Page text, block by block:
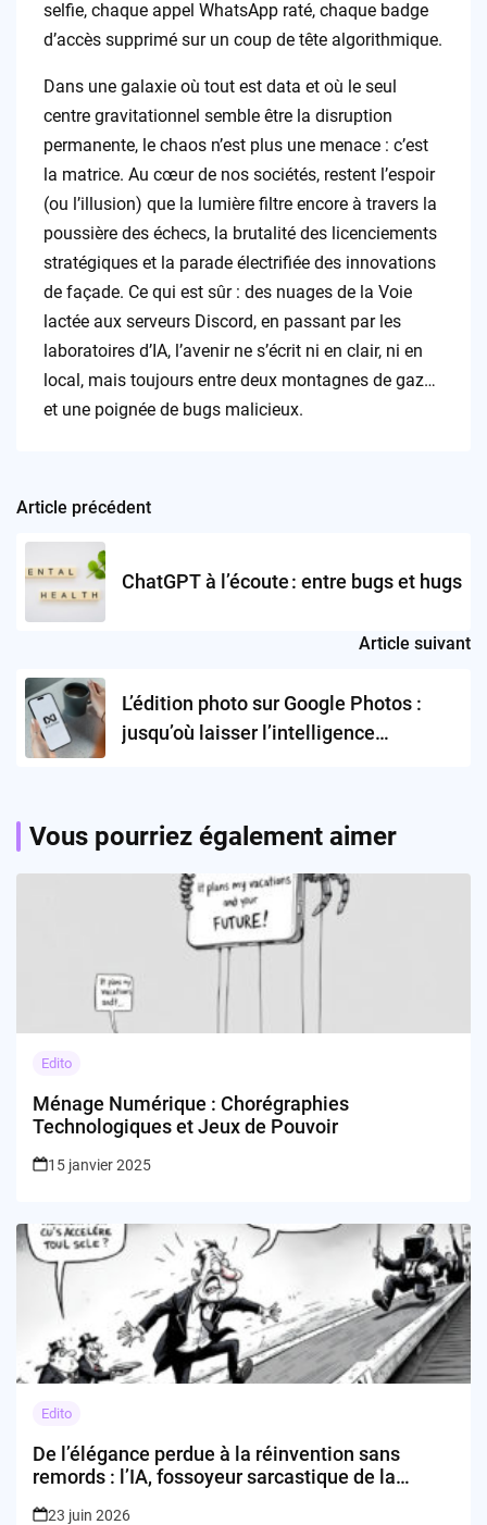
selfie, chaque appel WhatsApp raté, chaque badge
d’accès supprimé sur un coup de tête algorithmique.
Dans une galaxie où tout est data et où le seul
centre gravitationnel semble être la disruption
permanente, le chaos n’est plus une menace : c’est
la matrice. Au cœur de nos sociétés, restent l’espoir
(ou l’illusion) que la lumière filtre encore à travers la
poussière des échecs, la brutalité des licenciements
stratégiques et la parade électrifiée des innovations
de façade. Ce qui est sûr : des nuages de la Voie
lactée aux serveurs Discord, en passant par les
laboratoires d’IA, l’avenir ne s’écrit ni en clair, ni en
local, mais toujours entre deux montagnes de gaz…
et une poignée de bugs malicieux.
Post
navigation
Article précédent
ChatGPT à l’écoute : entre bugs et hugs
Article suivant
L’édition photo sur Google Photos :
jusqu’où laisser l’intelligence
Vous pourriez également aimer
Edito
Ménage Numérique : Chorégraphies
Technologiques et Jeux de Pouvoir
15 janvier 2025
Edito
De l’élégance perdue à la réinvention sans
remords : l’IA, fossoyeur sarcastique de la
23 juin 2026